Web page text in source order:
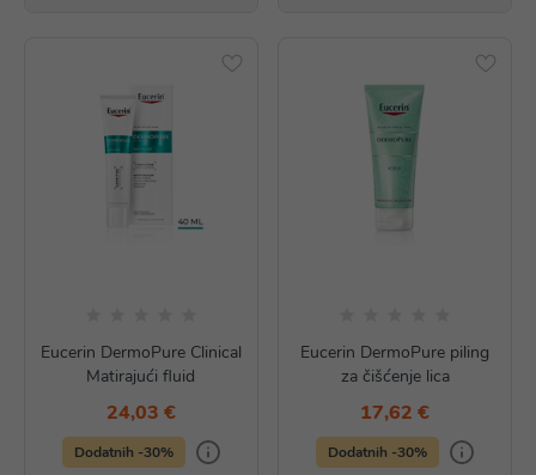
Eucerin DermoPure Clinical
Matirajući fluid
24,03 €
Dodatnih -30%
Eucerin DermoPure piling
za čišćenje lica
17,62 €
Dodatnih -30%